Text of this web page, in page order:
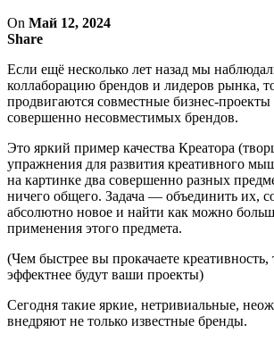
On Май 12, 2024
Share
Если ещё несколько лет назад мы
коллаборацию брендов и лидеров рынка,
продвигаются совместные бизнес-проекты
совершенно несовместимых брендов.
Это яркий пример качества Креатора
упражнения для развития креативного
на картинке два совершенно разных
ничего общего. Задача — объединить их,
абсолютно новое и найти как можно
применения этого предмета.
(Чем быстрее вы прокачаете
эффектнее будут ваши проекты)
Сегодня такие яркие, нетривиальные,
внедряют не только известные бренды.